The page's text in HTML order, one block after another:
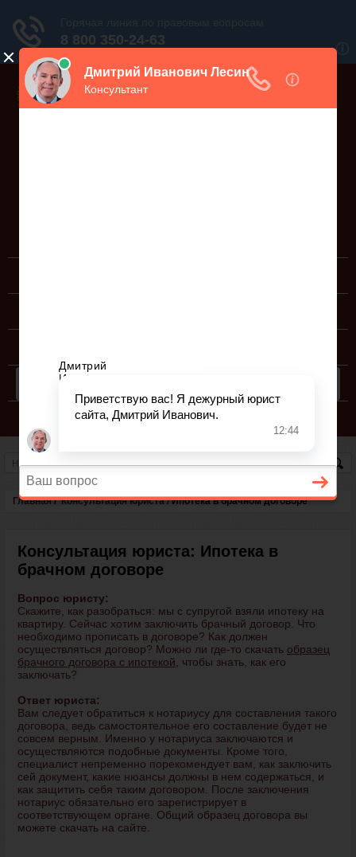
СЕМЕЙНЫЙ КОДЕКС РФ
Главная / Консультация юриста / Ипотека в брачном договоре
Консультация юриста: Ипотека в
брачном договоре
Вопрос юристу:
Скажите, как разобраться: мы с супругой взяли ипотеку на
квартиру. Сейчас хотим заключить брачный договор. Что
необходимо прописать в договоре? Как должен
осуществляться договор? Можно ли где-то скачать образец
брачного договора с ипотекой, чтобы знать, как его
заключать?
Ответ юриста:
Вам следует обратиться к нотариусу для составления такого
договора, ведь самостоятельное его составление будет не
совсем верным. Именно у нотариуса заключаются и
осуществляются подобные документы. Кроме того,
специалист непременно порекомендует вам, как заключить
сей документ, какие нюансы должны в нем содержаться, и
как защитить себя таким договором. После заключения
нотариус обязательно его зарегистрирует в
соответствующем органе. Общий образец договора вы
можете скачать на сайте.